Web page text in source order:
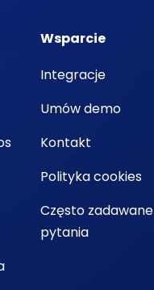
Wsparcie
Integracje
Umów demo
Kontakt
Polityka cookies
Często zadawane
pytania